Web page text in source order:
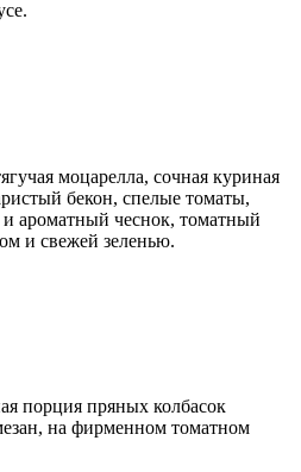
моцарелла, сочная куриная
бекон, спелые томаты,
ароматный чеснок, томатный
и свежей зеленью.
порция пряных колбасок
на фирменном томатном